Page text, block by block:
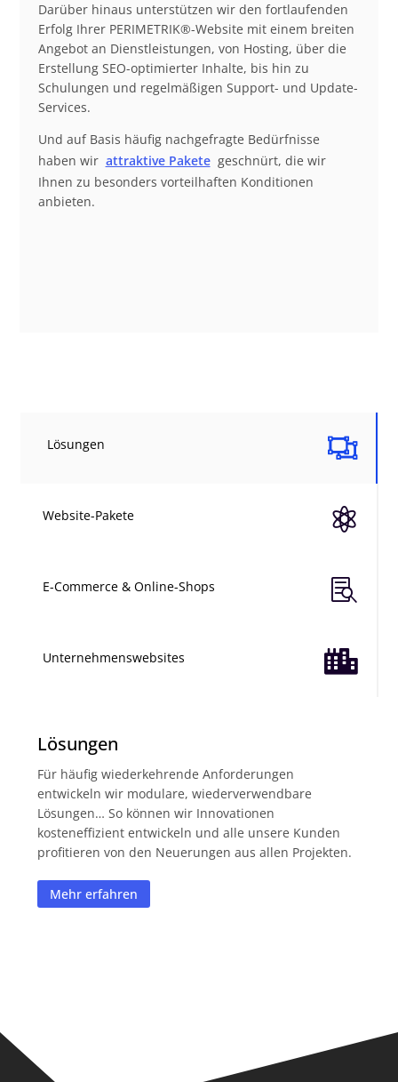
Darüber hinaus unterstützen wir den fortlaufenden
Erfolg Ihrer PERIMETRIK®-Website mit einem breiten
Angebot an Dienstleistungen, von Hosting, über die
Erstellung SEO-optimierter Inhalte, bis hin zu
Schulungen und regelmäßigen Support- und Update-
Services.
Und auf Basis häufig nachgefragte Bedürfnisse
haben wir attraktive Pakete geschnürt, die wir
Ihnen zu besonders vorteilhaften Konditionen
anbieten.

Lösungen

Website-Pakete

E-Commerce & Online-Shops

Unternehmenswebsites
Lösungen
Für häufig wiederkehrende Anforderungen
entwickeln wir modulare, wiederverwendbare
Lösungen… So können wir Innovationen
kosteneffizient entwickeln und alle unsere Kunden
profitieren von den Neuerungen aus allen Projekten.
Mehr erfahren